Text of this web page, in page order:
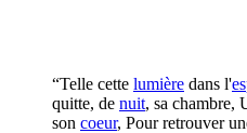
“Telle cette lumière dans l'
quitte, de nuit, sa chambre,
son coeur, Pour retrouver